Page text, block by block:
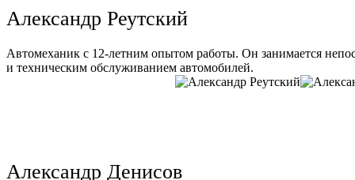
Александр Реутский
Автомеханик с 12-летним опытом работы. Он занимается
и техническим обслуживанием автомобилей.
Александр Денисов